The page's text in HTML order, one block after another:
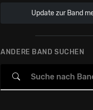
Update zur Band
ANDERE BAND SUCHEN